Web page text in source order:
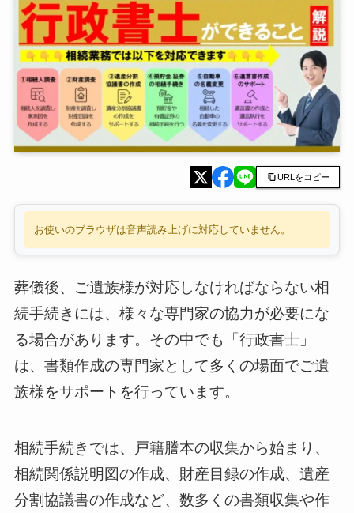
URLをコピー
お使いのブラウザは音声読み上げに対応していません。
葬儀後、ご遺族様が対応しなければならない相
続手続きには、様々な専門家の協力が必要にな
る場合があります。その中でも「行政書士」
は、書類作成の専門家として多くの場面でご遺
族様をサポートを行っています。
相続手続きでは、戸籍謄本の収集から始まり、
相続関係説明図の作成、財産目録の作成、遺産
分割協議書の作成など、数多くの書類収集や作